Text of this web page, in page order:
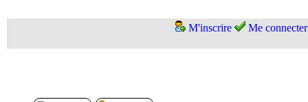
M'inscrire Me connecter